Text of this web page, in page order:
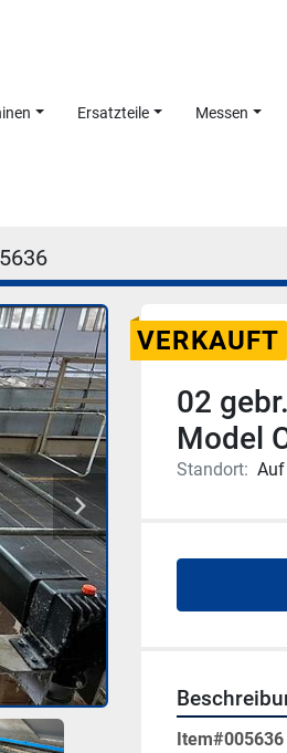
Ersatzteile Messen
VERKAUFT
02
Model
Standort:
Item#005636